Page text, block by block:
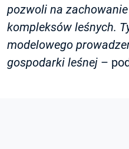
pozwoli na
kompleksów leśnych.
modelowego
gospodarki leśnej –